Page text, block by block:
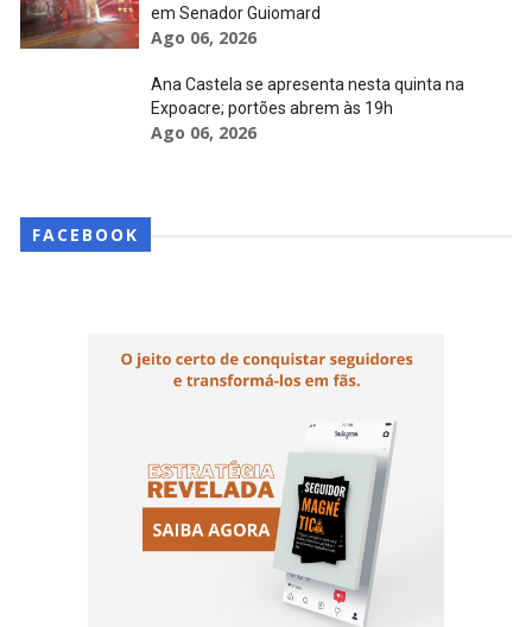
em Senador Guiomard
Ago 06, 2026
Ana Castela se apresenta nesta quinta na
Expoacre; portões abrem às 19h
Ago 06, 2026
FACEBOOK